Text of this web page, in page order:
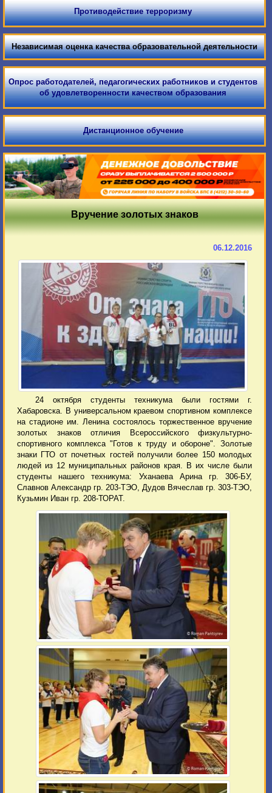
Противодействие терроризму
Независимая оценка качества образовательной деятельности
Опрос работодателей, педагогических работников и студентов
об удовлетворенности качеством образования
Дистанционное обучение
Вручение золотых знаков
06.12.2016
24 октября студенты техникума были гостями г.
Хабаровска. В универсальном краевом спортивном комплексе
на стадионе им. Ленина состоялось торжественное вручение
золотых знаков отличия Всероссийского физкультурно-
спортивного комплекса "Готов к труду и обороне". Золотые
знаки ГТО от почетных гостей получили более 150 молодых
людей из 12 муниципальных районов края. В их числе были
студенты нашего техникума: Уханаева Арина гр. 306-БУ,
Славнов Александр гр. 203-ТЭО, Дудов Вячеслав гр. 303-ТЭО,
Кузьмин Иван гр. 208-ТОРАТ.